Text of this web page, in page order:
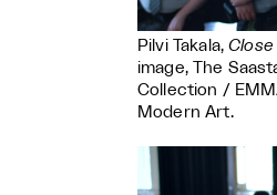
Pilvi Takala,
image, The
Collection /
Modern Art.